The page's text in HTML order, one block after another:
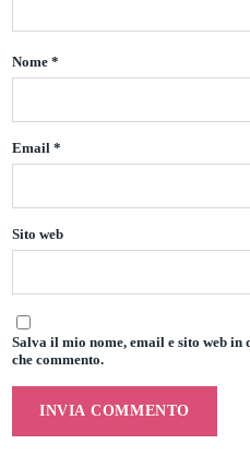
Nome *
Email *
Sito web
Salva il mio nome, email e sito web
che commento.